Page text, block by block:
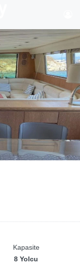
Kapasite
8 Yolcu